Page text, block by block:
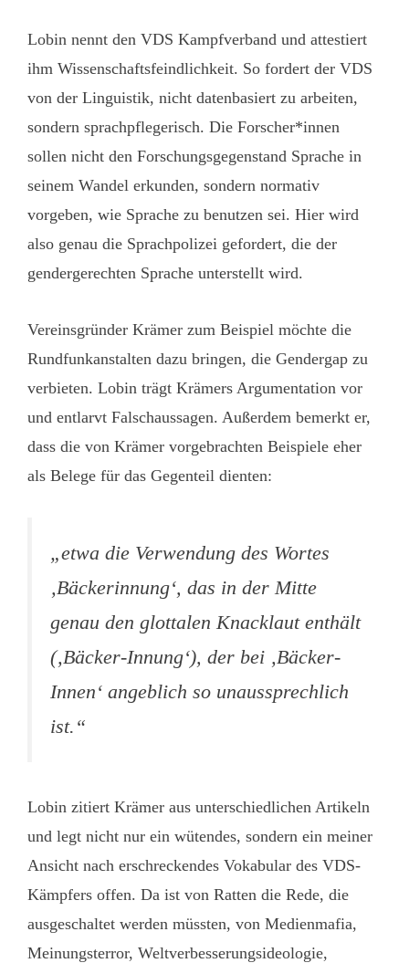
Lobin nennt den VDS Kampfverband und attestiert
ihm Wissenschaftsfeindlichkeit. So fordert der VDS
von der Linguistik, nicht datenbasiert zu arbeiten,
sondern sprachpflegerisch. Die Forscher*innen
sollen nicht den Forschungsgegenstand Sprache in
seinem Wandel erkunden, sondern normativ
vorgeben, wie Sprache zu benutzen sei. Hier wird
also genau die Sprachpolizei gefordert, die der
gendergerechten Sprache unterstellt wird.
Vereinsgründer Krämer zum Beispiel möchte die
Rundfunkanstalten dazu bringen, die Gendergap zu
verbieten. Lobin trägt Krämers Argumentation vor
und entlarvt Falschaussagen. Außerdem bemerkt er,
dass die von Krämer vorgebrachten Beispiele eher
als Belege für das Gegenteil dienten:
„etwa die Verwendung des Wortes
‚Bäckerinnung‘, das in der Mitte
genau den glottalen Knacklaut enthält
(‚Bäcker-Innung‘), der bei ‚Bäcker-
Innen‘ angeblich so unaussprechlich
ist.“
Lobin zitiert Krämer aus unterschiedlichen Artikeln
und legt nicht nur ein wütendes, sondern ein meiner
Ansicht nach erschreckendes Vokabular des VDS-
Kämpfers offen. Da ist von Ratten die Rede, die
ausgeschaltet werden müssten, von Medienmafia,
Meinungsterror, Weltverbesserungsideologie,